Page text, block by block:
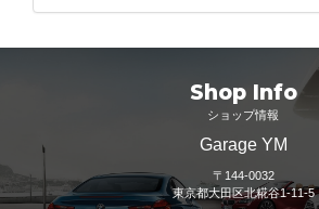
Shop Info
ショップ情報
Garage YM
〒144-0032
東京都大田区北糀谷1-11-5